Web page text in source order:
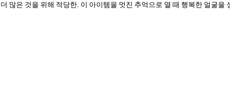
많은 것을 위해 적당한. 이 아이템을 멋진 추억으로 열 때 행복한 얼굴을